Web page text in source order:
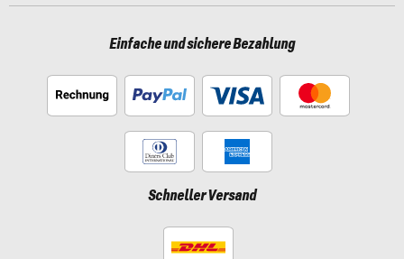
Einfache und sichere Bezahlung
Schneller Versand